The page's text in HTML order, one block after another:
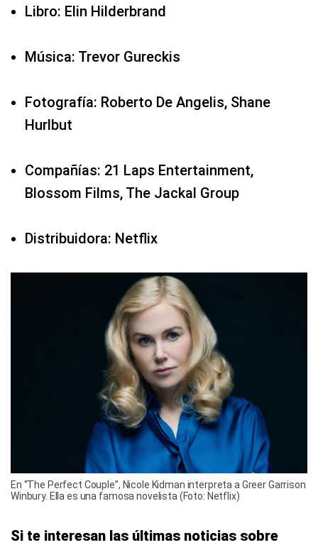
Libro: Elin Hilderbrand
Música: Trevor Gureckis
Fotografía: Roberto De Angelis, Shane
Hurlbut
Compañías: 21 Laps Entertainment,
Blossom Films, The Jackal Group
Distribuidora: Netflix
En “The Perfect Couple”, Nicole Kidman interpreta a Greer Garrison
Winbury. Ella es una famosa novelista (Foto: Netflix)
Si te interesan las últimas noticias sobre